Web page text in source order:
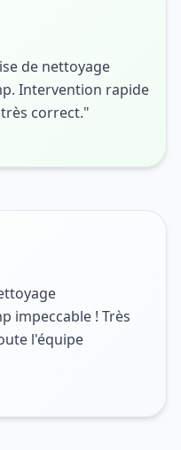
de nettoyage
Intervention rapide
correct."
impeccable ! Très
l'équipe